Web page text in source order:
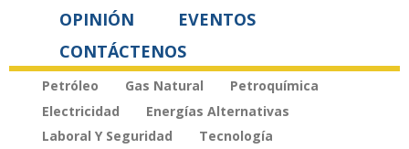
OPINIÓN
EVENTOS
CONTÁCTENOS
Petróleo Gas Natural
Petroquímica
Electricidad
Energías Alternativas
Laboral Y Seguridad
Tecnología